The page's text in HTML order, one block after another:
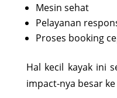
Mesin sehat
Pelayanan
Proses booking
Hal kecil kayak ini
impact-nya besar